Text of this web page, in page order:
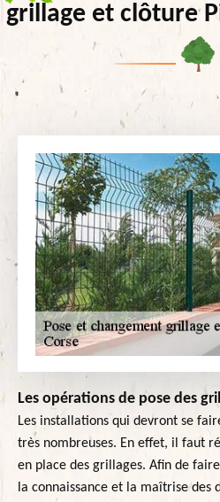
grillage et clôture
Les opérations de pose des
Les installations qui devront se
très nombreuses. En effet, il faut
en place des grillages. Afin de
la connaissance et la maîtrise des